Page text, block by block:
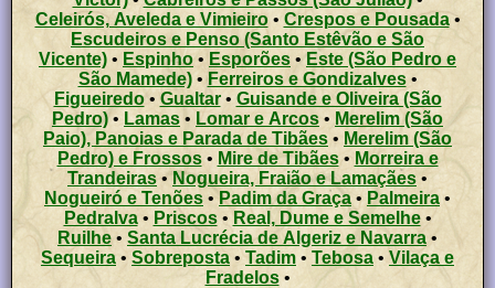
Celeirós, Aveleda e Vimieiro• Crespos e Pousada•
Escudeiros e Penso (Santo Estêvão e São
Vicente) • Espinho • Esporões •Este (São Pedro e
São Mamede)• Ferreiros e Gondizalves•
Figueiredo• Gualtar• Guisande e Oliveira (São
Pedro)• Lamas • Lomar e Arcos • Merelim (São
Paio), Panoias e Parada de Tibães • Merelim (São
Pedro) e Frossos• Mire de Tibães• Morreira e
Trandeiras•Nogueira, Fraião e Lamaçães •
Nogueiró e Tenões •Padim da Graça • Palmeira•
Pedralva• Priscos• Real, Dume e Semelhe•
Ruilhe • Santa Lucrécia de Algeriz e Navarra •
Sequeira • Sobreposta •Tadim • Tebosa • Vilaça e
Fradelos•